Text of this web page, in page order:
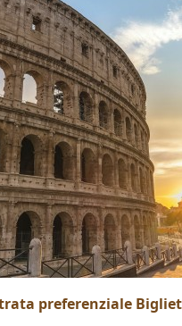
preferenziale